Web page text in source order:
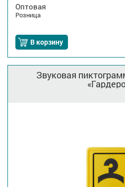
Оптовая
Розница
В корзину
Звуковая